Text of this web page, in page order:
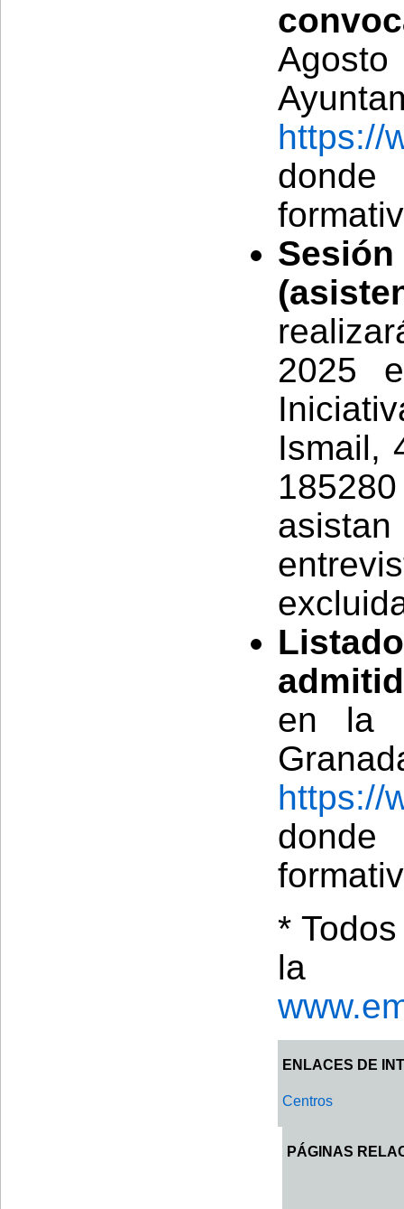
https://
2025
Ismail,
en la
https://
*
la
ENLACES DE
Centros
PÁGINAS